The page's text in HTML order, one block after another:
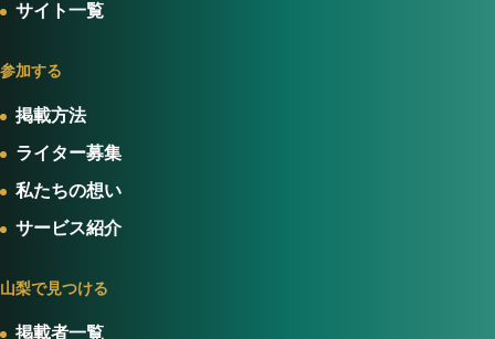
サイト一覧
参加する
掲載方法
ライター募集
私たちの想い
サービス紹介
山梨で見つける
掲載者一覧